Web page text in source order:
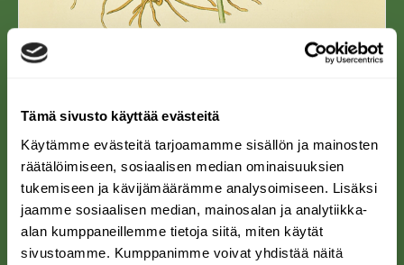
Tämä sivusto käyttää evästeitä
Käytämme evästeitä tarjoamamme sisällön ja mainosten
räätälöimiseen, sosiaalisen median ominaisuuksien
tukemiseen ja kävijämäärämme analysoimiseen. Lisäksi
jaamme sosiaalisen median, mainosalan ja analytiikka-
alan kumppaneillemme tietoja siitä, miten käytät
sivustoamme. Kumppanimme voivat yhdistää näitä
Piirros: Walter Müller
Soikkokaksikko